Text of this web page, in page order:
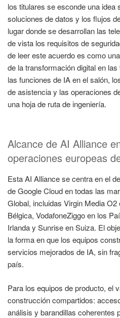
los titulares se esconde una idea
soluciones de datos y los flujos
lugar donde se desarrollan las
de vista los requisitos de
de leer este acuerdo es como
de la transformación digital en
las funciones de IA en el salón,
de asistencia y las operaciones
una hoja de ruta de ingeniería.
Alcance de AI Alliance
operaciones europeas
Esta AI Alliance se centra en el
de Google Cloud en todas las
Global, incluidas Virgin Media
Bélgica, VodafoneZiggo en los
Irlanda y Sunrise en Suiza. El
la forma en que los equipos
servicios mejorados de IA, sin
país.
Para los equipos de producto, el
construcción compartidos:
análisis y barandillas coherentes